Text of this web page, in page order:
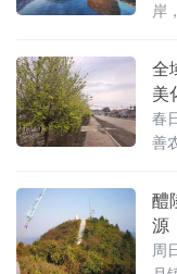
岸
条
老
的
年
着
全
美
春
善
绿
线
化
宜
醴陵秘
源
周